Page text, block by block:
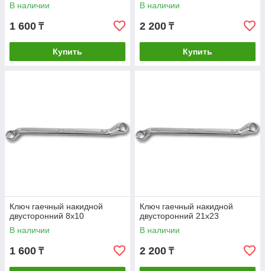
В наличии
1 600 ₸
Купить
В наличии
2 200 ₸
Купить
Ключ гаечный накидной
двусторонний 8х10
В наличии
1 600 ₸
Ключ гаечный накидной
двусторонний 21х23
В наличии
2 200 ₸